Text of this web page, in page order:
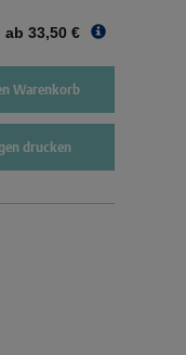
ab 33,50 €
Warenkorb
drucken